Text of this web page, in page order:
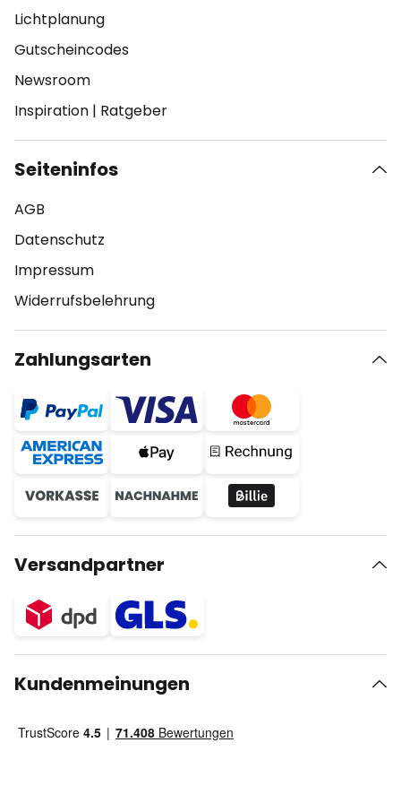
Lichtplanung
Gutscheincodes
Newsroom
Inspiration | Ratgeber
Seiteninfos
AGB
Datenschutz
Impressum
Widerrufsbelehrung
Zahlungsarten
Versandpartner
Kundenmeinungen